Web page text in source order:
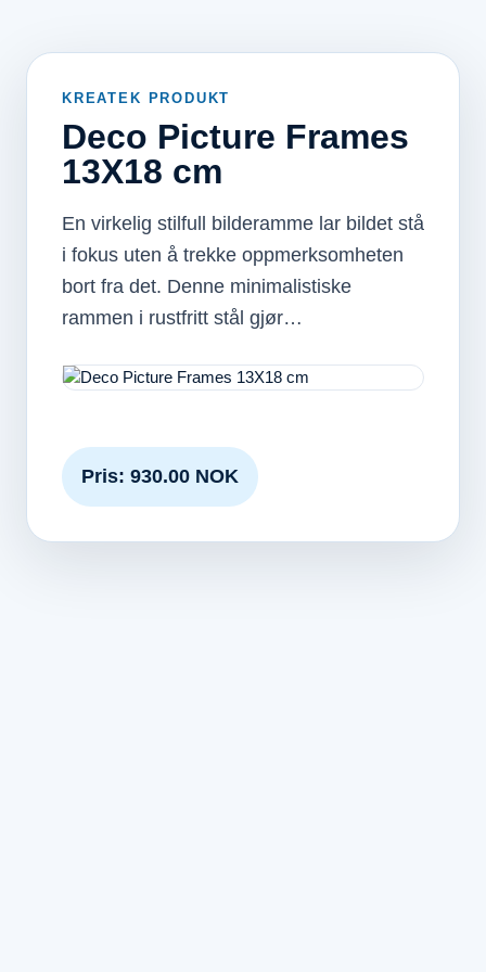
KREATEK PRODUKT
Deco Picture Frames
13X18 cm
En virkelig stilfull bilderamme lar bildet stå
i fokus uten å trekke oppmerksomheten
bort fra det. Denne minimalistiske
rammen i rustfritt stål gjør…
Pris: 930.00 NOK